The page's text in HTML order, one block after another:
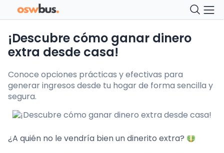
¡Descubre cómo ganar dinero
extra desde casa!
Conoce opciones prácticas y efectivas para
generar ingresos desde tu hogar de forma sencilla y
segura.
¿A quién no le vendría bien un dinerito extra?